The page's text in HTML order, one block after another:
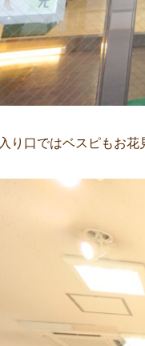
入り口ではベスピもお花